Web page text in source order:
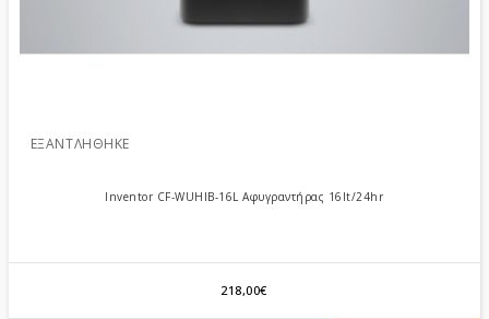
ΕΞΑΝΤΛΉΘΗΚΕ
Inventor CF-WUHIB-16L Αφυγραντήρας 16lt/24hr
218,00€